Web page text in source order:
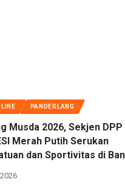
PANDEGLANG
Musda 2026, Sekjen DPP
Merah Putih Serukan
dan Sportivitas di